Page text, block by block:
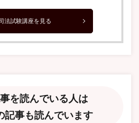
法試験講座を見る
を読んでいる人は
記事も読んでいます